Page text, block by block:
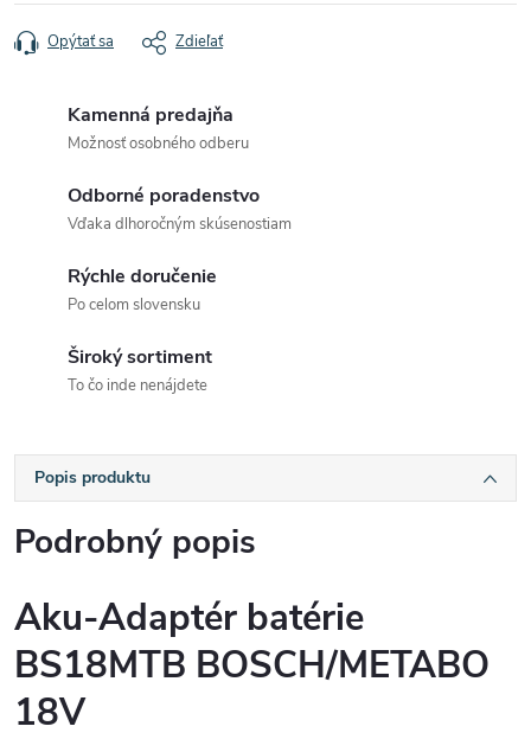
Opýtať sa Zdieľať
Kamenná predajňa
Možnosť osobného odberu
Odborné poradenstvo
Vďaka dlhoročným skúsenostiam
Rýchle doručenie
Po celom slovensku
Široký sortiment
To čo inde nenájdete
Popis produktu
Podrobný popis
Aku-Adaptér batérie
BS18MTB BOSCH/METABO
18V